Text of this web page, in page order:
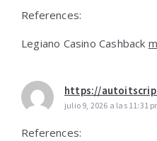
References:
Legiano Casino Cashback
https://
julio 9, 2026 a las 11:31
References: